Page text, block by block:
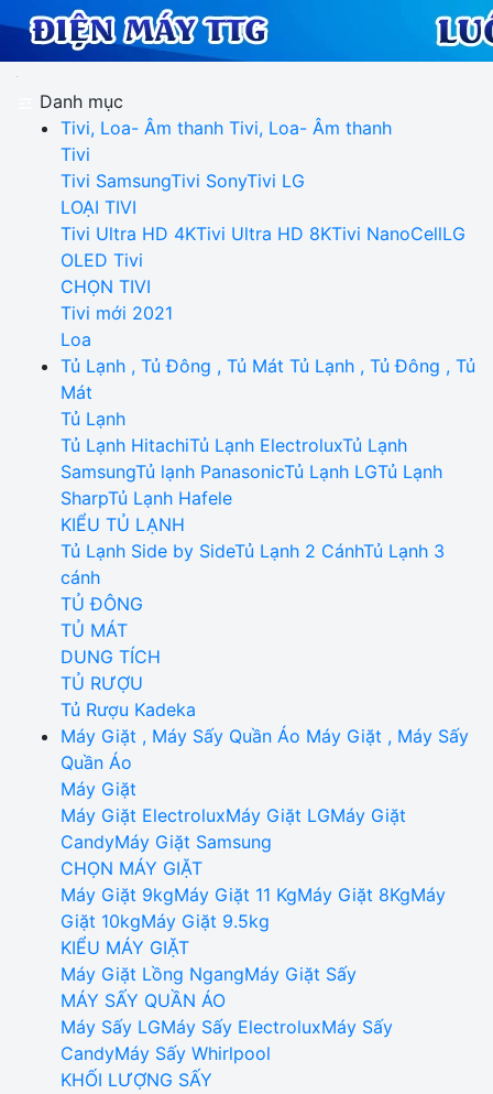
Danh mục
Tivi, Loa- Âm thanh Tivi, Loa- Âm thanh
Tivi
Tivi SamsungTivi SonyTivi LG
LOẠI TIVI
Tivi Ultra HD 4KTivi Ultra HD 8KTivi NanoCellLG
OLED Tivi
CHỌN TIVI
Tivi mới 2021
Loa
Tủ Lạnh , Tủ Đông , Tủ Mát Tủ Lạnh , Tủ Đông , Tủ
Mát
Tủ Lạnh
Tủ Lạnh HitachiTủ Lạnh ElectroluxTủ Lạnh
SamsungTủ lạnh PanasonicTủ Lạnh LGTủ Lạnh
SharpTủ Lạnh Hafele
KIỂU TỦ LẠNH
Tủ Lạnh Side by SideTủ Lạnh 2 CánhTủ Lạnh 3
cánh
TỦ ĐÔNG
TỦ MÁT
DUNG TÍCH
TỦ RƯỢU
Tủ Rượu Kadeka
Máy Giặt , Máy Sấy Quần Áo Máy Giặt , Máy Sấy
Quần Áo
Máy Giặt
Máy Giặt ElectroluxMáy Giặt LGMáy Giặt
CandyMáy Giặt Samsung
CHỌN MÁY GIẶT
Máy Giặt 9kgMáy Giặt 11 KgMáy Giặt 8KgMáy
Giặt 10kgMáy Giặt 9.5kg
KIỂU MÁY GIẶT
Máy Giặt Lồng NgangMáy Giặt Sấy
MÁY SẤY QUẦN ÁO
Máy Sấy LGMáy Sấy ElectroluxMáy Sấy
CandyMáy Sấy Whirlpool
KHỐI LƯỢNG SẤY